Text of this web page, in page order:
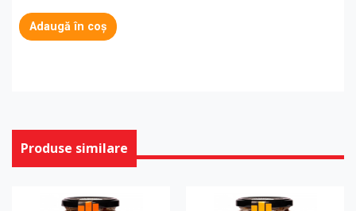
Adaugă în coș
Produse similare